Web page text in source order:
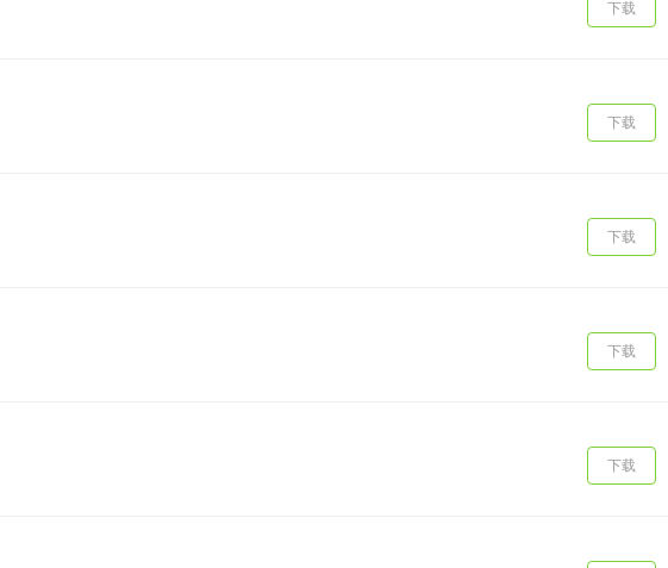
下载
下载
下载
下载
下载